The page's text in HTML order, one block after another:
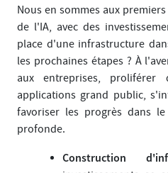
Nous en sommes aux
de l'IA, avec des
place d'une infrastructure
les prochaines étapes ? À
aux entreprises, proliférer
applications grand public,
favoriser les progrès dans
profonde.
Construction